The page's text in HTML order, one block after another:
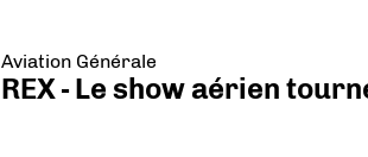
Aviation Générale
REX - Le show aérien